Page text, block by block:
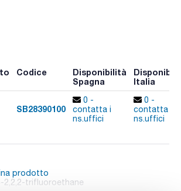
Codice
Disponibilità
Spagna
Italia
SB28390100
0 -
contatta i
ns.uffici
0 -
contatta i
ns.uffici
prodotto
2,2,2-trifluoroethane